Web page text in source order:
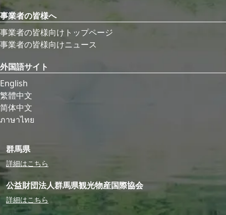
事業者の皆様へ
事業者の皆様向けトップページ
事業者の皆様向けニュース
外国語サイト
English
繁體中文
简体中文
ภาษาไทย
群馬県
詳細はこちら
公益財団法人群馬県観光物産国際協会
詳細はこちら